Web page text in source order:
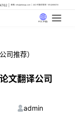
邮箱: info@artlangs.com 24小时翻译管家: 18142666316
中文 (中国)
司推荐）
文翻译公司
admin